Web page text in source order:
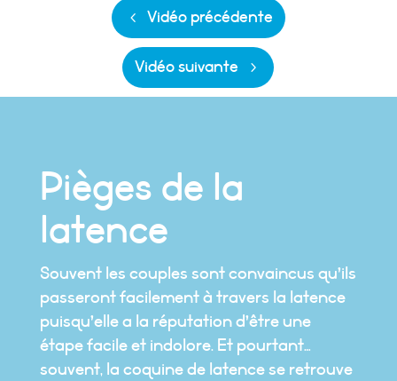
Vidéo précédente
Vidéo suivante
Pièges de la
latence
Souvent les couples sont convaincus qu’ils
passeront facilement à travers la latence
puisqu’elle a la réputation d’être une
étape facile et indolore. Et pourtant…
souvent, la coquine de latence se retrouve